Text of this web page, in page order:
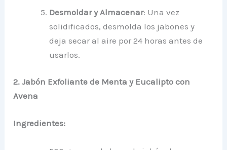
Desmoldar y Almacenar: Una vez
solidificados, desmolda los jabones y
deja secar al aire por 24 horas antes de
usarlos.
2. Jabón Exfoliante de Menta y Eucalipto con
Avena
Ingredientes: